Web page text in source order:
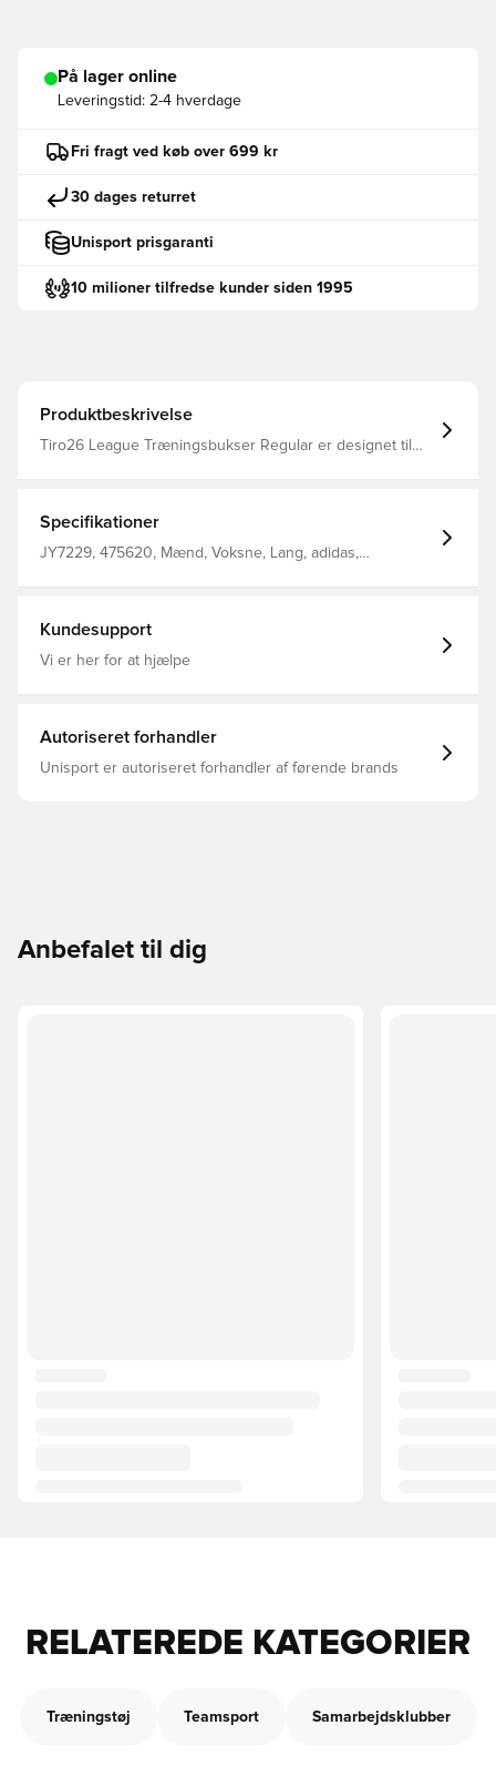
På lager online
Leveringstid: 2-4 hverdage
Fri fragt ved køb over 699 kr
30 dages returret
Unisport prisgaranti
10 milioner tilfredse kunder siden 1995
Produktbeskrivelse
Tiro26 League Træningsbukser Regular er designet til
lynlås Benlynlås Træksnor Normal pasform 100%
genanvendt polyester
Specifikationer
JY7229, 475620, Mænd, Voksne, Lang, adidas,
Kundesupport
Vi er her for at hjælpe
Autoriseret forhandler
Unisport er autoriseret forhandler af førende brands
Anbefalet til dig
RELATEREDE KATEGORIER
Træningstøj Teamsport Samarbejdsklubber